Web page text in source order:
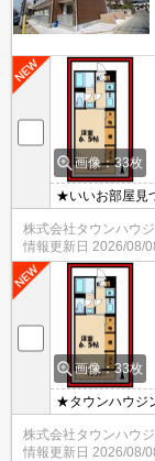
画像：33枚
★いいお部屋見
株式会社タウンハウ
情報更新日 2026/08/
画像：33枚
★タウンハウジ
株式会社タウンハウ
情報更新日 2026/08/